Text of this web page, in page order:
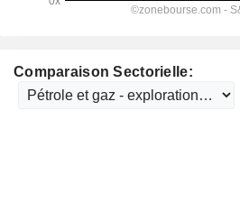
Comparaison Sectorielle: